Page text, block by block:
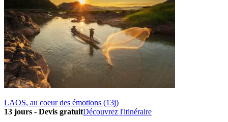
LAOS, au coeur des émotions (13j)
13 jours - Devis gratuitDécouvrez l'itinéraire